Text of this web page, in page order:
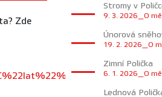
Zde
Stromy v
9. 3. 2026_O
Únorová
19. 2. 2026_O
Zimní Polička
6. 1. 2026_O
Lednová